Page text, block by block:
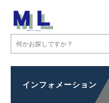
インフォメーション